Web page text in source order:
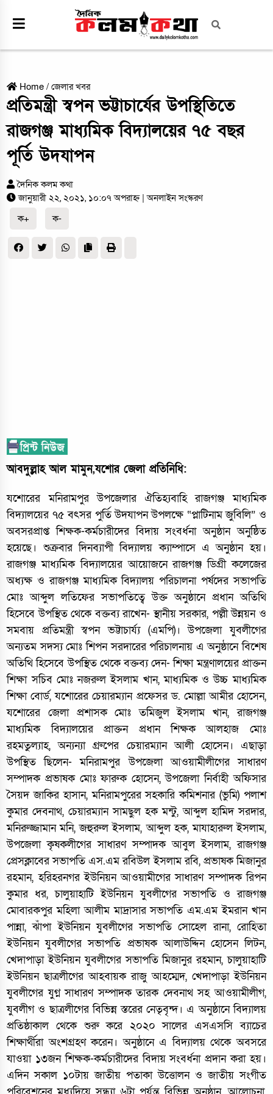
Home /জেলার খবর
প্রতিমন্ত্রী স্বপন ভট্টাচার্যের উপস্থিতিতে
রাজগঞ্জ মাধ্যমিক বিদ্যালয়ের ৭৫ বছর
পূর্তি উদযাপন
দৈনিক কলম কথা
জানুয়ারী ২২, ২০২১, ১০:০৭ অপরাহ্ন | অনলাইন সংস্করণ
ক+
ক-
আবদুল্লাহ আল মামুন,যশোর জেলা প্রতিনিধি:
যশোরের মনিরামপুর উপজেলার ঐতিহ্যবাহি রাজগঞ্জ মাধ্যমিক
বিদ্যালয়ের ৭৫ বৎসর পুর্তি উদযাপন উপলক্ষে “প্লাটিনাম জুবিলি” ও
অবসরপ্রাপ্ত শিক্ষক-কর্মচারীদের বিদায় সংবর্ধনা অনুষ্ঠান অনুষ্ঠিত
হয়েছে। শুক্রবার দিনব্যাপী বিদ্যালয় ক্যাম্পাসে এ অনুষ্ঠান হয়।
রাজগঞ্জ মাধ্যমিক বিদ্যালয়ের আয়োজনে রাজগঞ্জ ডিগ্রী কলেজের
অধ্যক্ষ ও রাজগঞ্জ মাধ্যমিক বিদ্যালয় পরিচালনা পর্ষদের সভাপতি
মোঃ আব্দুল লতিফের সভাপতিত্বে উক্ত অনুষ্ঠানে প্রধান অতিথি
হিসেবে উপস্থিত থেকে বক্তব্য রাখেন- স্থানীয় সরকার, পল্লী উন্নয়ন ও
সমবায় প্রতিমন্ত্রী স্বপন ভট্টাচার্য্য (এমপি)। উপজেলা যুবলীগের
অন্যতম সদস্য মোঃ শিপন সরদারের পরিচালনায় এ অনুষ্ঠানে বিশেষ
অতিথি হিসেবে উপস্থিত থেকে বক্তব্য দেন- শিক্ষা মন্ত্রণালয়ের প্রাক্তন
শিক্ষা সচিব মোঃ নজরুল ইসলাম খান, মাধ্যমিক ও উচ্চ মাধ্যমিক
শিক্ষা বোর্ড, যশোরের চেয়ারম্যান প্রফেসর ড. মোল্লা আমীর হোসেন,
যশোরের জেলা প্রশাসক মোঃ তমিজুল ইসলাম খান, রাজগঞ্জ
মাধ্যমিক বিদ্যালয়ের প্রাক্তন প্রধান শিক্ষক আলহাজ মোঃ
রহমতুল্যাহ, অন্যন্যা গ্রুপের চেয়ারম্যান আলী হোসেন। এছাড়া
উপস্থিত ছিলেন- মনিরামপুর উপজেলা আওয়ামীলীগের সাধারণ
সম্পাদক প্রভাষক মোঃ ফারুক হোসেন, উপজেলা নির্বাহী অফিসার
সৈয়দ জাকির হাসান, মনিরামপুরের সহকারি কমিশনার (ভুমি) পলাশ
কুমার দেবনাথ, চেয়ারম্যান সামছুল হক মন্টু, আব্দুল হামিদ সরদার,
মনিরুজ্জামান মনি, জহুরুল ইসলাম, আব্দুল হক, মাযাহারুল ইসলাম,
উপজেলা কৃষকলীগের সাধারণ সম্পাদক আবুল ইসলাম, রাজগঞ্জ
প্রেসক্লাবের সভাপতি এস.এম রবিউল ইসলাম রবি, প্রভাষক মিজানুর
রহমান, হরিহরনগর ইউনিয়ন আওয়ামীগের সাধারণ সম্পাদক রিপন
কুমার ধর, চালুয়াহাটি ইউনিয়ন যুবলীগের সভাপতি ও রাজগঞ্জ
মোবারকপুর মহিলা আলীম মাদ্রাসার সভাপতি এম.এম ইমরান খান
পান্না, ঝাঁপা ইউনিয়ন যুবলীগের সভাপতি সোহেল রানা, রোহিতা
ইউনিয়ন যুবলীগের সভাপতি প্রভাষক আলাউদ্দিন হোসেন লিটন,
খেদাপাড়া ইউনিয়ন যুবলীগের সভাপতি মিজানুর রহমান, চালুয়াহাটি
ইউনিয়ন ছাত্রলীগের আহবায়ক রাজু আহম্মেদ, খেদাপাড়া ইউনিয়ন
যুবলীগের যুগ্ন সাধারণ সম্পাদক তারক দেবনাথ সহ আওয়ামীলীগ,
যুবলীগ ও ছাত্রলীগের বিভিন্ন স্তরের নেতৃবৃন্দ। এ অনুষ্ঠানে বিদ্যালয়
প্রতিষ্ঠাকাল থেকে শুরু করে ২০২০ সালের এসএসসি ব্যাচের
শিক্ষার্থীরা অংশগ্রহণ করেন। অনুষ্ঠানে এ বিদ্যালয় থেকে অবসরে
যাওয়া ১৩জন শিক্ষক-কর্মচারীদের বিদায় সংবর্ধনা প্রদান করা হয়।
এদিন সকাল ১০টায় জাতীয় পতাকা উত্তোলন ও জাতীয় সংগীত